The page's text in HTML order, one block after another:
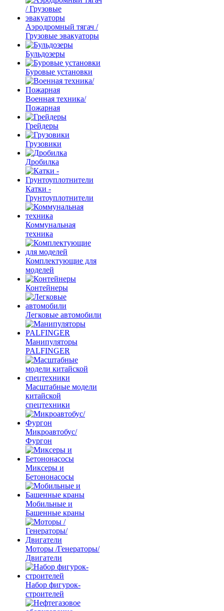
Аэродромный тягач /
Грузовые эвакуаторы
Бульдозеры
Буровые установки
Военная техника/
Пожарная
Грейдеры
Грузовики
Дробилка
Катки -
Грунтоуплотнители
Коммунальная
техника
Комплектующие для
моделей
Контейнеры
Легковые автомобили
Манипуляторы
PALFINGER
Масштабные модели
китайской
спецтехники
Микроавтобус/
Фургон
Миксеры и
Бетононасосы
Мобильные и
Башенные краны
Моторы /Генераторы/
Двигатели
Набор фигурок-
строителей